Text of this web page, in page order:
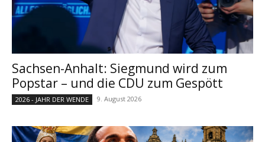
Sachsen-Anhalt: Siegmund wird zum
Popstar – und die CDU zum Gespött
2026 - JAHR DER WENDE 9. August 2026